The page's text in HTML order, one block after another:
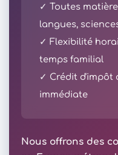
✓ Toutes
langues,
✓ Flexibilité
temps familial
✓ Crédit d'impôt
immédiate
Nous offrons des